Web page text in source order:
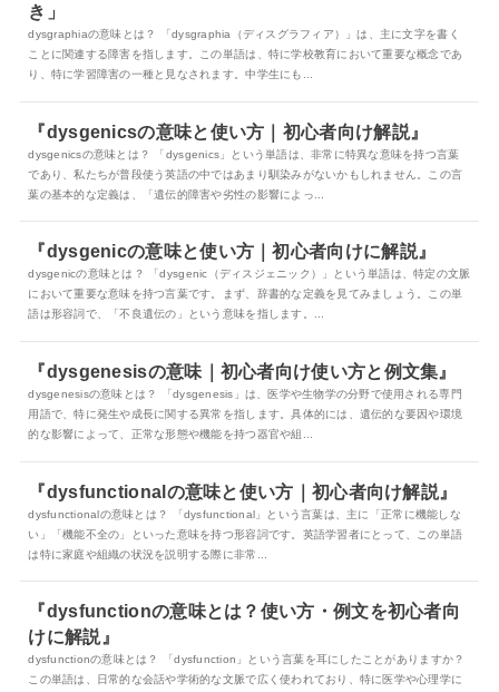
き」
dysgraphiaの意味とは？ 「dysgraphia（ディスグラフィア）」は、主に文字を書く
ことに関連する障害を指します。この単語は、特に学校教育において重要な概念であ
り、特に学習障害の一種と見なされます。中学生にも...
『dysgenicsの意味と使い方｜初心者向け解説』
dysgenicsの意味とは？ 「dysgenics」という単語は、非常に特異な意味を持つ言葉
であり、私たちが普段使う英語の中ではあまり馴染みがないかもしれません。この言
葉の基本的な定義は、「遺伝的障害や劣性の影響によっ...
『dysgenicの意味と使い方｜初心者向けに解説』
dysgenicの意味とは？ 「dysgenic（ディスジェニック）」という単語は、特定の文脈
において重要な意味を持つ言葉です。まず、辞書的な定義を見てみましょう。この単
語は形容詞で、「不良遺伝の」という意味を指します。...
『dysgenesisの意味｜初心者向け使い方と例文集』
dysgenesisの意味とは？ 「dysgenesis」は、医学や生物学の分野で使用される専門
用語で、特に発生や成長に関する異常を指します。具体的には、遺伝的な要因や環境
的な影響によって、正常な形態や機能を持つ器官や組...
『dysfunctionalの意味と使い方｜初心者向け解説』
dysfunctionalの意味とは？ 「dysfunctional」という言葉は、主に「正常に機能しな
い」「機能不全の」といった意味を持つ形容詞です。英語学習者にとって、この単語
は特に家庭や組織の状況を説明する際に非常...
『dysfunctionの意味とは？使い方・例文を初心者向
けに解説』
dysfunctionの意味とは？ 「dysfunction」という言葉を耳にしたことがありますか？
この単語は、日常的な会話や学術的な文脈で広く使われており、特に医学や心理学に